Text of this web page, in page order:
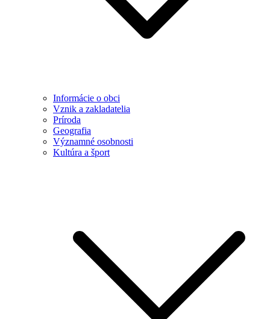
Informácie o obci
Vznik a zakladatelia
Príroda
Geografia
Významné osobnosti
Kultúra a šport